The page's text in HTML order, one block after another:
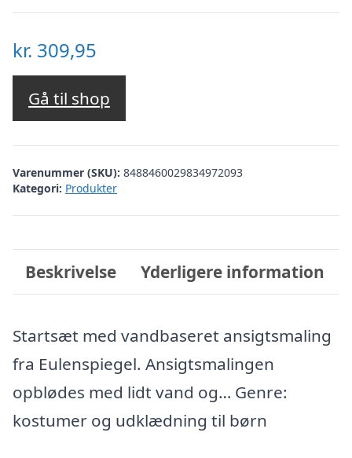
kr. 309,95
Gå til shop
Varenummer (SKU): 8488460029834972093
Kategori: Produkter
Beskrivelse Yderligere information
Startsæt med vandbaseret ansigtsmaling
fra Eulenspiegel. Ansigtsmalingen
opblødes med lidt vand og… Genre:
kostumer og udklædning til børn